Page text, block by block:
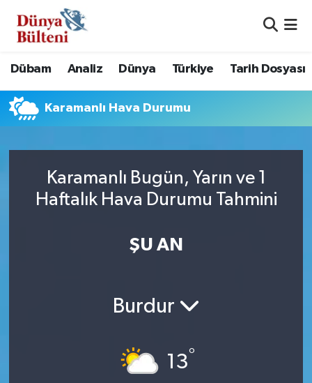
Dübam Analiz Dünya Türkiye Tarih Dosyası
Karamanlı Hava Durumu
Karamanlı Bugün, Yarın ve 1
Haftalık Hava Durumu Tahmini
ŞU AN
Burdur
13°
Hava Durumu
Namaz Vakitleri
Süper Lig Puan Durumu ve Fikstür